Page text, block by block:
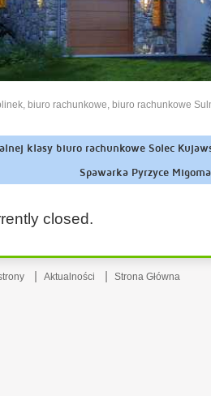
, biuro rachunkowe, biuro rachunkowe
klasy biuro rachunkowe Solec
Spawarka Pyrzyce
closed.
Aktualności Strona Główna